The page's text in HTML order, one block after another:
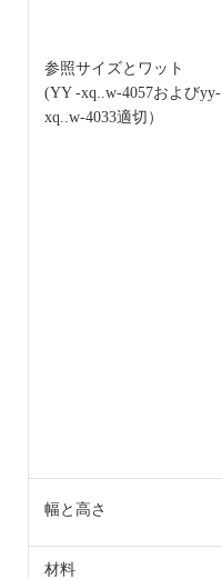
参照サイズとワット
(YY -xq..w-4057およびyy-
xq..w-4033適切）
幅と高さ
材料